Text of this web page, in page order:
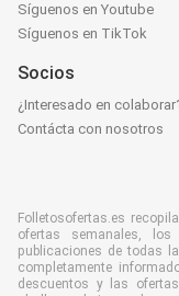
Síguenos en Youtube
Síguenos en TikTok
Socios
¿Interesado en
Contácta con nosotros
Folletosofertas.es
ofertas semanales,
publicaciones de todas
completamente
descuentos y las